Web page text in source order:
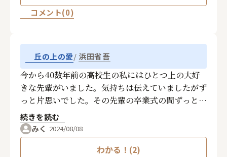
コメント(0)
丘の上の愛 浜田省吾
今から40数年前の高校生の私にはひとつ上の大好
きな先輩がいました。気持ちは伝えていましたがず
っと片思いでした。その先輩の卒業式の間ずっと涙
がとまりませんでした。ここまで好きだったのかと
自分で自分に驚いた記憶があります。卒業して東京
の専門学校に行ってしまい挨拶すらできなくなって
辛い日々でした。その後暫くして突然その先輩から
続きを読む
みく 2024/08/08
わかる！(2)